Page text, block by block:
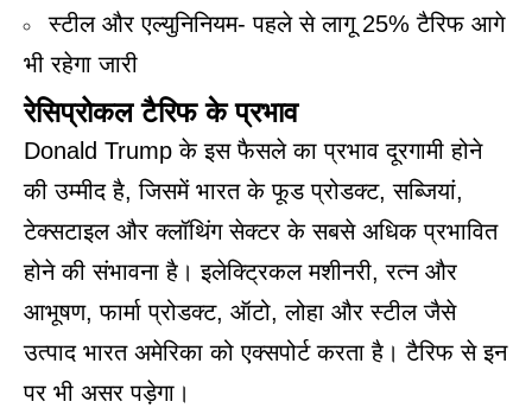
स्टील और एल्युनिनियम- पहले से लागू 25% टैरिफ आगे
भी रहेगा जारी
रेसिप्रोकल टैरिफ के प्रभाव
Donald Trump के इस फैसले का प्रभाव दूरगामी होने
की उम्मीद है, जिसमें भारत के फूड प्रोडक्ट, सब्जियां,
टेक्सटाइल और क्लॉथिंग सेक्टर के सबसे अधिक प्रभावित
होने की संभावना है। इलेक्ट्रिकल मशीनरी, रत्न और
आभूषण, फार्मा प्रोडक्ट, ऑटो, लोहा और स्टील जैसे
उत्पाद भारत अमेरिका को एक्सपोर्ट करता है। टैरिफ से इन
पर भी असर पड़ेगा।